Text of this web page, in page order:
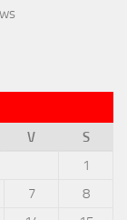
V
S
1
7
8